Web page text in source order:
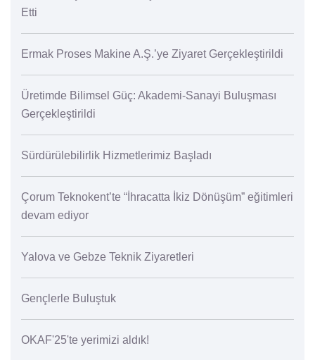
Etti
Ermak Proses Makine A.Ş.’ye Ziyaret Gerçekleştirildi
Üretimde Bilimsel Güç: Akademi-Sanayi Buluşması
Gerçekleştirildi
Sürdürülebilirlik Hizmetlerimiz Başladı
Çorum Teknokent’te “İhracatta İkiz Dönüşüm” eğitimleri
devam ediyor
Yalova ve Gebze Teknik Ziyaretleri
Gençlerle Buluştuk
OKAF'25'te yerimizi aldık!